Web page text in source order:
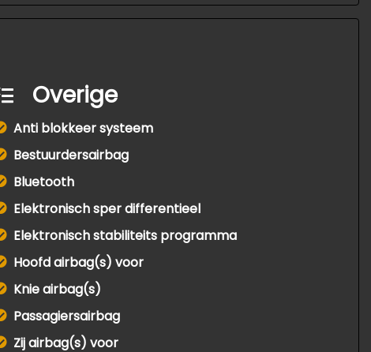
Overige
Anti blokkeer systeem
Bestuurdersairbag
Bluetooth
Elektronisch sper differentieel
Elektronisch stabiliteits programma
Hoofd airbag(s) voor
Knie airbag(s)
Passagiersairbag
Zij airbag(s) voor